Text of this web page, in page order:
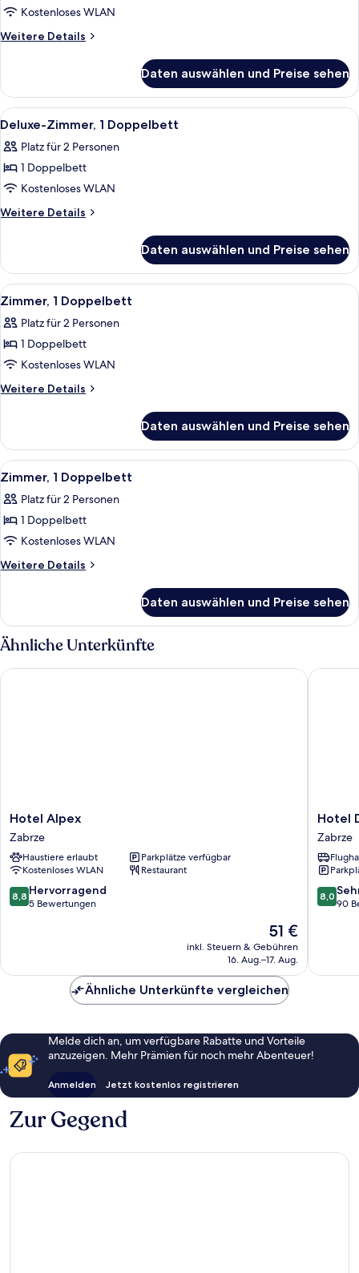
Kostenloses WLAN
Weitere Details
Weitere
2 Einzelbetten
Daten auswählen und Preise sehen
Alle
Fotos
für
Deluxe-
Zimmer,
1
Ein Hotelzimmer mit zwei Betten,
9
Deluxe-Zimmer, 1 Doppelbett
Platz für 2 Personen
1 Doppelbett
Kostenloses WLAN
Weitere Details
Weitere
Zimmer,
Doppelbett
Daten auswählen und Preise sehen
Alle
Fotos
für
Zimmer,
1
Doppelbett
Ein Hotelzimmer mit einem Bett,
4
Zimmer, 1 Doppelbett
Platz für 2 Personen
1 Doppelbett
Kostenloses WLAN
Weitere Details
Weitere
1
Doppelbett
Daten auswählen und Preise sehen
Alle
Fotos
für
Zimmer,
1
Doppelbett
Ein Badezimmer mit einer
1
Zimmer, 1 Doppelbett
Platz für 2 Personen
1 Doppelbett
Kostenloses WLAN
Weitere Details
Weitere
1
Doppelbett
Daten auswählen und Preise sehen
Ähnliche Unterkünfte
Hotel
Alpex
Zabrze
Hotel Alpex
Zabrze
Haustiere erlaubt
Parkplätze verfügbar
Kostenloses WLAN
Restaurant
8.8
von
8,8 Hervorragend
5 Bewertungen
Der
Preis
beträgt
51 €
inkl. Steuern & Gebühren
16. Aug.–17. Aug.
Hotel Alpex
Hotel
Diament
Zabrze
Zabrze
Hotel
Zabrze
8.0
von
8,0
90
Hotel
Ähnliche Unterkünfte vergleichen
Melde dich an, um verfügbare Rabatte und Vorteile
anzuzeigen. Mehr Prämien für noch mehr Abenteuer!
Anmelden Jetzt kostenlos registrieren
Zur Gegend